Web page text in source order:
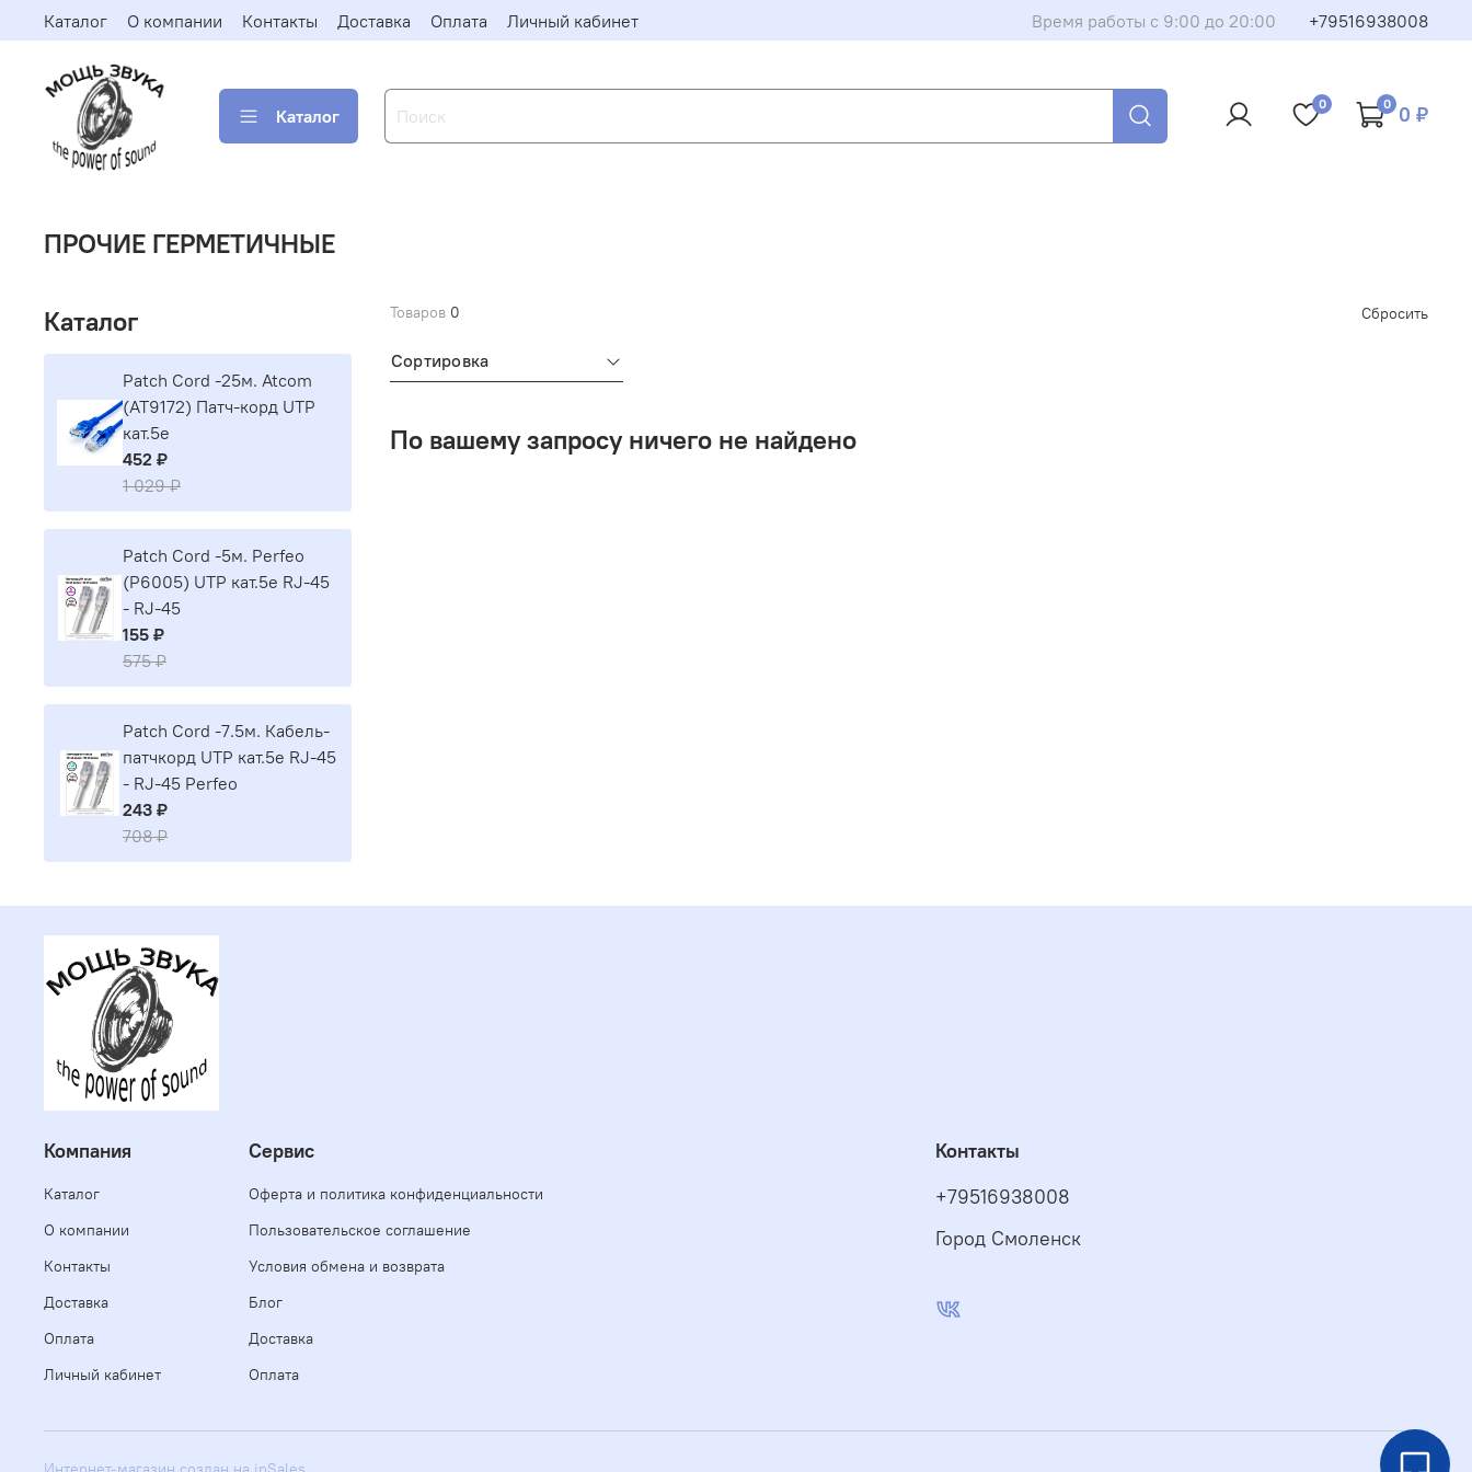
Каталог О компании Контакты Доставка Оплата Личный кабинет Время работы с 9:00 до 20:00 +79516938008
Каталог
0 0 0 ₽
ПРОЧИЕ ГЕРМЕТИЧНЫЕ
Товаров 0 Сбросить
Сортировка
По вашему запросу ничего не найдено
Каталог
Patch Cord -25м. Atcom
(AT9172) Патч-корд UTP
кат.5е
452 ₽
1 029 ₽
Patch Cord -5м. Perfeo
(P6005) UTP кат.5е RJ-45
- RJ-45
155 ₽
575 ₽
Patch Cord -7.5м. Кабель-
патчкорд UTP кат.5е RJ-45
- RJ-45 Perfeo
243 ₽
708 ₽
Компания
Каталог
О компании
Контакты
Доставка
Оплата
Личный кабинет
Сервис
Оферта и политика конфиденциальности
Пользовательское соглашение
Условия обмена и возврата
Блог
Доставка
Оплата
Контакты
+79516938008
Город Смоленск